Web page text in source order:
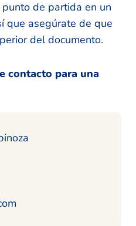
de partida en un
que asegúrate de que
del documento.
contacto para una